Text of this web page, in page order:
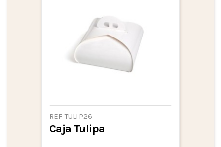
REF TULIP26
Caja Tulipa